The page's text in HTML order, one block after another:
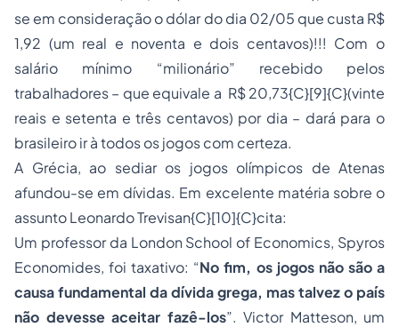
se em consideração o dólar do dia 02/05 que custa R$
1,92 (um real e noventa e dois centavos)!!! Com o
salário mínimo “milionário” recebido pelos
trabalhadores – que equivale a R$ 20,73{C}[9]{C}(vinte
reais e setenta e três centavos) por dia – dará para o
brasileiro ir à todos os jogos com certeza.
A Grécia, ao sediar os jogos olímpicos de Atenas
afundou-se em dívidas. Em excelente matéria sobre o
assunto Leonardo Trevisan{C}[10]{C}cita:
Um professor da London School of Economics, Spyros
Economides, foi taxativo: “No fim, os jogos não são a
causa fundamental da dívida grega, mas talvez o país
não devesse aceitar fazê-los”. Victor Matteson, um